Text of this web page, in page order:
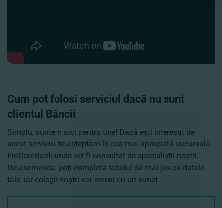
Cum pot folosi serviciul dacă nu sunt
clientul Băncii
Simplu, suntem aici pentru tine! Dacă eşti interesat de
acest serviciu, te aşteptăm în cea mai apropiată sucursală
FinComBank unde vei fi consultat de specialiştii noştri.
De asemenea, poţi completa tabelul de mai jos cu datele
tale, iar colegii noştri vor reveni cu un sunet.